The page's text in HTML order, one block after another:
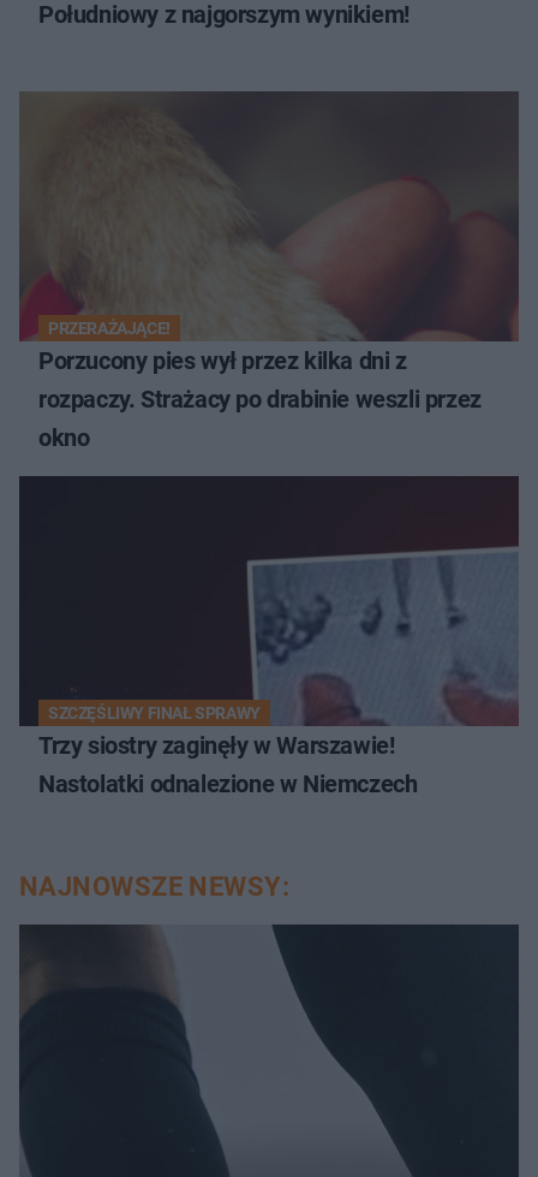
Południowy z najgorszym wynikiem!
PRZERAŻAJĄCE!
Porzucony pies wył przez kilka dni z
rozpaczy. Strażacy po drabinie weszli przez
okno
SZCZĘŚLIWY FINAŁ SPRAWY
Trzy siostry zaginęły w Warszawie!
Nastolatki odnalezione w Niemczech
NAJNOWSZE NEWSY: